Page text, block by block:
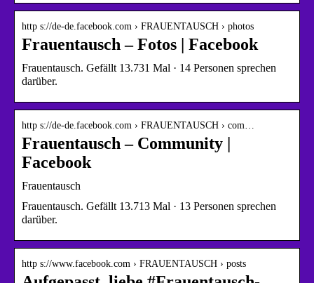
http s://de-de.facebook.com › FRAUENTAUSCH › photos
Frauentausch – Fotos | Facebook
Frauentausch. Gefällt 13.731 Mal · 14 Personen sprechen
darüber.
http s://de-de.facebook.com › FRAUENTAUSCH › com…
Frauentausch – Community |
Facebook
Frauentausch
Frauentausch. Gefällt 13.713 Mal · 13 Personen sprechen
darüber.
http s://www.facebook.com › FRAUENTAUSCH › posts